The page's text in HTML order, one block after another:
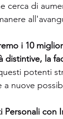
cerca di
i 10
distintive, la
potenti
nuove
con